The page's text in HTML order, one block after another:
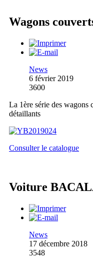
Wagons
News
6 février 2019
3600
La 1ère série des wagons
détaillants
Consulter le catalogue
Voiture
News
17 décembre 2018
3548